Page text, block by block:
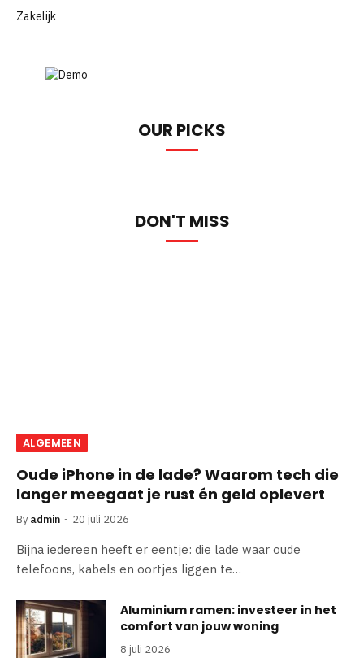
Zakelijk
OUR PICKS
DON'T MISS
ALGEMEEN
Oude iPhone in de lade? Waarom tech die
langer meegaat je rust én geld oplevert
By admin 20 juli 2026
Bijna iedereen heeft er eentje: die lade waar oude
telefoons, kabels en oortjes liggen te…
Aluminium ramen: investeer in het
comfort van jouw woning
8 juli 2026